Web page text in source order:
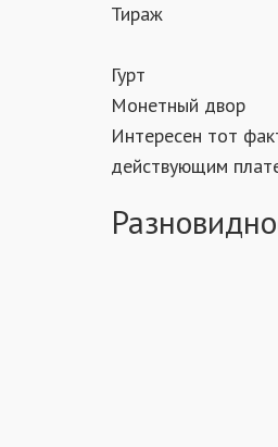
Тираж
Гурт
Монетный двор
Интересен тот
действующим